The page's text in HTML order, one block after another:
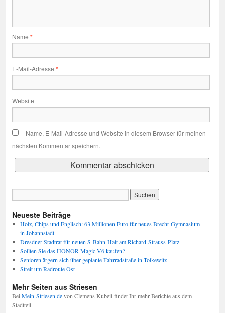
Name *
E-Mail-Adresse *
Website
Name, E-Mail-Adresse und Website in diesem Browser für meinen
nächsten Kommentar speichern.
Neueste Beiträge
Holz, Chips und Englisch: 63 Millionen Euro für neues Brecht-Gymnasium
in Johannstadt
Dresdner Stadtrat für neuen S-Bahn-Halt am Richard-Strauss-Platz
Sollten Sie das HONOR Magic V6 kaufen?
Senioren ärgern sich über geplante Fahrradstraße in Tolkewitz
Streit um Radroute Ost
Mehr Seiten aus Striesen
BeiMein-Striesen.devon Clemens Kubeil findet Ihr mehr Berichte aus dem
Stadtteil.